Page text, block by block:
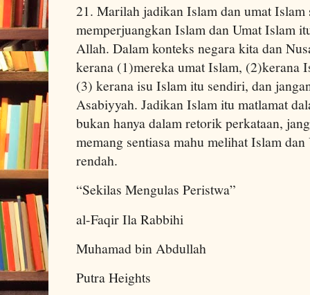
21. Marilah jadikan Islam dan umat Islam
memperjuangkan Islam dan Umat Islam
Allah. Dalam konteks negara kita dan
kerana (1)mereka umat Islam, (2)kerana
(3) kerana isu Islam itu sendiri, dan
Asabiyyah. Jadikan Islam itu matlamat
bukan hanya dalam retorik perkataan,
memang sentiasa mahu melihat Islam
rendah.
“Sekilas Mengulas Peristwa”
al-Faqir Ila Rabbihi
Muhamad bin Abdullah
Putra Heights